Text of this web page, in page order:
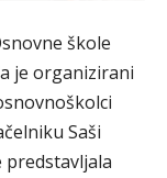
škole
je organizirani
Saši
predstavljala